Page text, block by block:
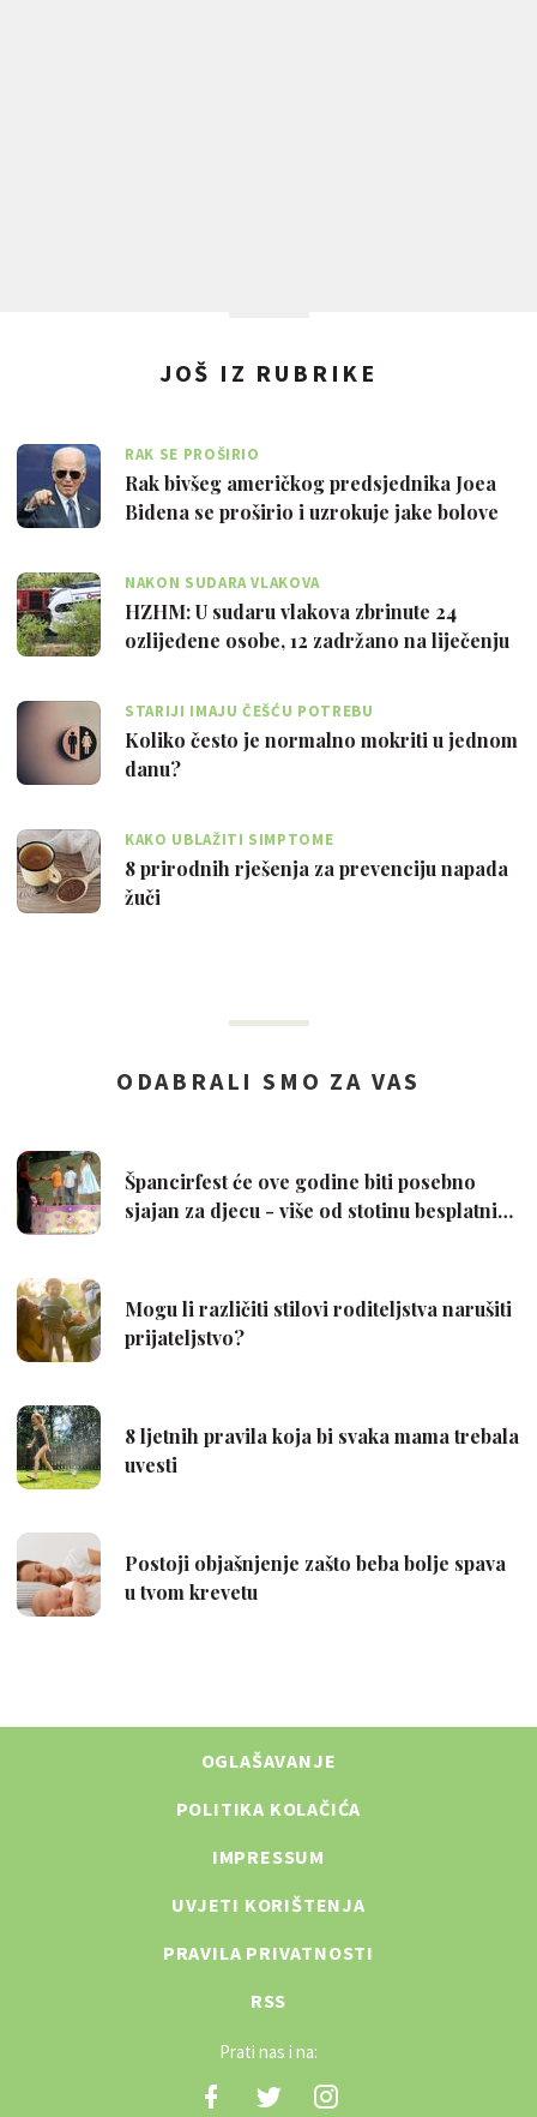
JOŠ IZ RUBRIKE
RAK SE PROŠIRIO
Rak bivšeg američkog predsjednika Joea
Bidena se proširio i uzrokuje jake bolove
NAKON SUDARA VLAKOVA
HZHM: U sudaru vlakova zbrinute 24
ozlijeđene osobe, 12 zadržano na liječenju
STARIJI IMAJU ČEŠĆU POTREBU
Koliko često je normalno mokriti u jednom
danu?
KAKO UBLAŽITI SIMPTOME
8 prirodnih rješenja za prevenciju napada
žuči
OGLAŠAVANJE
POLITIKA KOLAČIĆA
IMPRESSUM
UVJETI KORIŠTENJA
PRAVILA PRIVATNOSTI
RSS
Prati nas i na: